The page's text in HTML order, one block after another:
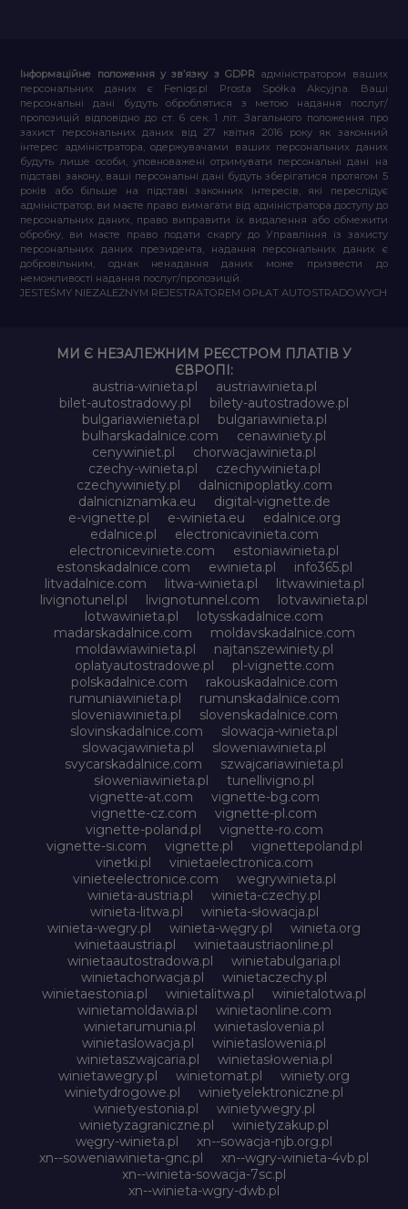
Інформаційне положення у зв’язку з GDPR адміністратором ваших
персональних даних є Feniqs.pl Prosta Spółka Akcyjna. Ваші
персональні дані будуть оброблятися з метою надання послуг/
пропозицій відповідно до ст. 6 сек. 1 літ. Загального положення про
захист персональних даних від 27 квітня 2016 року як законний
інтерес адміністратора, одержувачами ваших персональних даних
будуть лише особи, уповноважені отримувати персональні дані на
підставі закону, ваші персональні дані будуть зберігатися протягом 5
років або більше на підставі законних інтересів, які переслідує
адміністратор, ви маєте право вимагати від адміністратора доступу до
персональних даних, право виправити їх видалення або обмежити
обробку, ви маєте право подати скаргу до Управління із захисту
персональних даних президента, надання персональних даних є
добровільним, однак ненадання даних може призвести до
неможливості надання послуг/пропозицій.
JESTEŚMY NIEZALEŻNYM REJESTRATOREM OPŁAT AUTOSTRADOWYCH
МИ Є НЕЗАЛЕЖНИМ РЕЄСТРОМ ПЛАТІВ У
ЄВРОПІ:
austria-winieta.pl
austriawinieta.pl
bilet-autostradowy.pl
bilety-autostradowe.pl
bulgariawienieta.pl
bulgariawinieta.pl
bulharskadalnice.com
cenawiniety.pl
cenywiniet.pl
chorwacjawinieta.pl
czechy-winieta.pl
czechywinieta.pl
czechywiniety.pl
dalnicnipoplatky.com
dalnicniznamka.eu
digital-vignette.de
e-vignette.pl
e-winieta.eu
edalnice.org
edalnice.pl
electronicavinieta.com
electroniceviniete.com
estoniawinieta.pl
estonskadalnice.com
ewinieta.pl
info365.pl
litvadalnice.com
litwa-winieta.pl
litwawinieta.pl
livignotunel.pl
livignotunnel.com
lotvawinieta.pl
lotwawinieta.pl
lotysskadalnice.com
madarskadalnice.com
moldavskadalnice.com
moldawiawinieta.pl
najtanszewiniety.pl
oplatyautostradowe.pl
pl-vignette.com
polskadalnice.com
rakouskadalnice.com
rumuniawinieta.pl
rumunskadalnice.com
sloveniawinieta.pl
slovenskadalnice.com
slovinskadalnice.com
slowacja-winieta.pl
slowacjawinieta.pl
sloweniawinieta.pl
svycarskadalnice.com
szwajcariawinieta.pl
słoweniawinieta.pl
tunellivigno.pl
vignette-at.com
vignette-bg.com
vignette-cz.com
vignette-pl.com
vignette-poland.pl
vignette-ro.com
vignette-si.com
vignette.pl
vignettepoland.pl
vinetki.pl
vinietaelectronica.com
vinieteelectronice.com
wegrywinieta.pl
winieta-austria.pl
winieta-czechy.pl
winieta-litwa.pl
winieta-słowacja.pl
winieta-wegry.pl
winieta-węgry.pl
winieta.org
winietaaustria.pl
winietaaustriaonline.pl
winietaautostradowa.pl
winietabulgaria.pl
winietachorwacja.pl
winietaczechy.pl
winietaestonia.pl
winietalitwa.pl
winietalotwa.pl
winietamoldawia.pl
winietaonline.com
winietarumunia.pl
winietaslovenia.pl
winietaslowacja.pl
winietaslowenia.pl
winietaszwajcaria.pl
winietasłowenia.pl
winietawegry.pl
winietomat.pl
winiety.org
winietydrogowe.pl
winietyelektroniczne.pl
winietyestonia.pl
winietywegry.pl
winietyzagraniczne.pl
winietyzakup.pl
węgry-winieta.pl
xn--sowacja-njb.org.pl
xn--soweniawinieta-gnc.pl
xn--wgry-winieta-4vb.pl
xn--winieta-sowacja-7sc.pl
xn--winieta-wgry-dwb.pl